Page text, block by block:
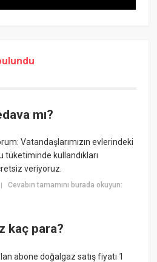
mı?
Vatandaşlarımızın evlerindeki
tüketiminde kullandıkları
veriyoruz.
Cevabın tamamını burada okuyun:
kaç para?
abone doğalgaz satış fiyatı 1